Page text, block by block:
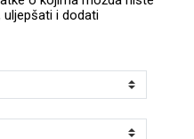
i dodati
Samsung
za laptop